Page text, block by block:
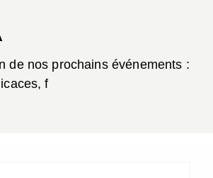
de nos prochains événements :
f